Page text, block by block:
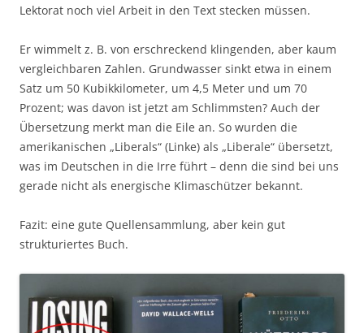
Lektorat noch viel Arbeit in den Text stecken müssen.
Er wimmelt z. B. von erschreckend klingenden, aber kaum
vergleichbaren Zahlen. Grundwasser sinkt etwa in einem
Satz um 50 Kubikkilometer, um 4,5 Meter und um 70
Prozent; was davon ist jetzt am Schlimmsten? Auch der
Übersetzung merkt man die Eile an. So wurden die
amerikanischen „Liberals“ (Linke) als „Liberale“ übersetzt,
was im Deutschen in die Irre führt – denn die sind bei uns
gerade nicht als energische Klimaschützer bekannt.
Fazit: eine gute Quellensammlung, aber kein gut
strukturiertes Buch.